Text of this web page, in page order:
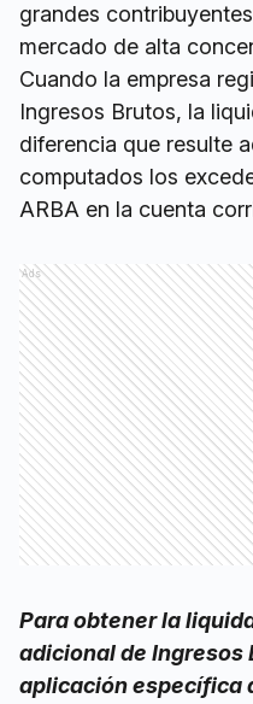
grandes
mercado de alta
Cuando la empresa
Ingresos Brutos, la
diferencia que resulte
computados los
ARBA en la cuenta
Ads
Para obtener la
adicional de Ingresos
aplicación específica